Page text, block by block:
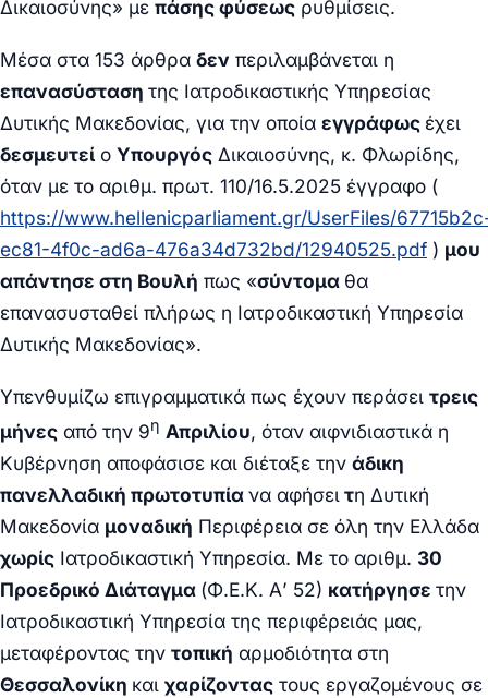
Δικαιοσύνης» με πάσης φύσεως ρυθμίσεις.
Μέσα στα 153 άρθρα δεν περιλαμβάνεται η
επανασύσταση της Ιατροδικαστικής Υπηρεσίας
Δυτικής Μακεδονίας, για την οποία εγγράφως έχει
δεσμευτείο Υπουργός Δικαιοσύνης, κ. Φλωρίδης,
όταν με το αριθμ. πρωτ. 110/16.5.2025 έγγραφο (
https://www.hellenicparliament.gr/UserFiles/
ec81-4f0c-ad6a-476a34d732bd/12940525.pdf ) μου
απάντησε στη Βουλή πως «σύντομα θα
επανασυσταθεί πλήρως η Ιατροδικαστική Υπηρεσία
Δυτικής Μακεδονίας».
Υπενθυμίζω επιγραμματικά πως έχουν περάσει τρεις
μήνες από την 9η Απριλίου, όταν αιφνιδιαστικά η
Κυβέρνηση αποφάσισε και διέταξε την άδικη
πανελλαδική πρωτοτυπίανα αφήσει τη Δυτική
Μακεδονία μοναδική Περιφέρεια σε όλη την Ελλάδα
χωρίς Ιατροδικαστική Υπηρεσία. Με το αριθμ. 30
Προεδρικό Διάταγμα (Φ.Ε.Κ. Α’ 52) κατήργησε την
Ιατροδικαστική Υπηρεσία της περιφέρειάς μας,
μεταφέροντας την τοπική αρμοδιότητα στη
Θεσσαλονίκη και χαρίζοντας τους εργαζομένους σε